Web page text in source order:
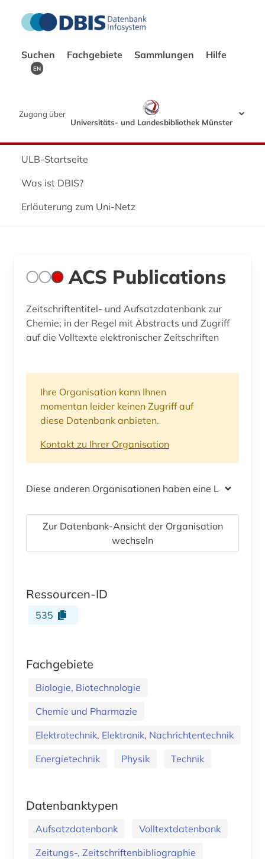
Suchen Fachgebiete Sammlungen Hilfe
EN
Zugang über
Universitäts- und Landesbibliothek Münster
ULB-Startseite
Was ist DBIS?
Erläuterung zum Uni-Netz
ACS Publications
Zeitschriftentitel- und Aufsatzdatenbank zur
Chemie; in der Regel mit Abstracts und Zugriff
auf die Volltexte elektronischer Zeitschriften
Ihre Organisation kann Ihnen
momentan leider keinen Zugriff auf
diese Datenbank anbieten.
Kontakt zu Ihrer Organisation
Diese anderen Organisationen haben eine Lizenz
Zur Datenbank-Ansicht der Organisation
wechseln
Ressourcen-ID
535
Fachgebiete
Biologie, Biotechnologie
Chemie und Pharmazie
Elektrotechnik, Elektronik, Nachrichtentechnik
Energietechnik
Physik Technik
Datenbanktypen
Aufsatzdatenbank
Volltextdatenbank
Zeitungs-, Zeitschriftenbibliographie